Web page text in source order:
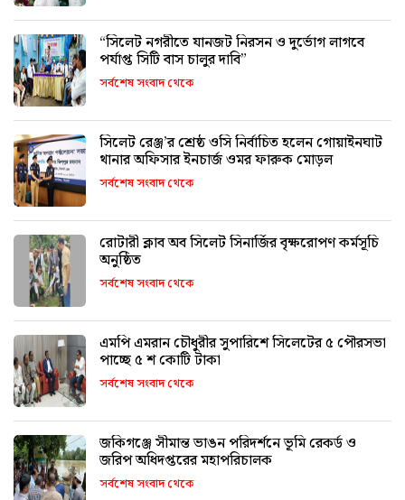
“সিলেট নগরীতে যানজট নিরসন ও দুর্ভোগ লাগবে
পর্যাপ্ত সিটি বাস চালুর দাবি”
সর্বশেষ সংবাদ থেকে
সিলেট রেঞ্জ’র শ্রেষ্ঠ ওসি নির্বাচিত হলেন গোয়াইনঘাট
থানার অফিসার ইনচার্জ ওমর ফারুক মোড়ল
সর্বশেষ সংবাদ থেকে
রোটারী ক্লাব অব সিলেট সিনার্জির বৃক্ষরোপণ কর্মসূচি
অনুষ্ঠিত
সর্বশেষ সংবাদ থেকে
এমপি এমরান চৌধুরীর সুপারিশে সিলেটের ৫ পৌরসভা
পাচ্ছে ৫ শ কোটি টাকা
সর্বশেষ সংবাদ থেকে
জকিগঞ্জে সীমান্ত ভাঙন পরিদর্শনে ভূমি রেকর্ড ও
জরিপ অধিদপ্তরের মহাপরিচালক
সর্বশেষ সংবাদ থেকে